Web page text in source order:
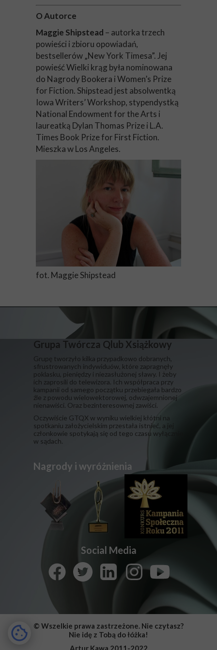
O Autorce
Maggie Shipstead – autorka trzech
powieści i zbioru opowiadań,
bestsellerów „New York Timesa”. Jej
powieść Wielki krąg była nominowana
do Nagrody Bookera i Women’s Prize
for Fiction. Shipstead jest absolwentką
Iowa Writers’ Workshop, stypendystką
National Endowment for the Arts i
laureatką Dylan Thomas Prize i L.A.
Times Book Prize for First Fiction.
Mieszka w Los Angeles.
fot. Maggie Shipstead
Grupa Twórcza Qlub Xsiążkowy
Grupę tworzyło kilka przypadkowo dobranych,
sfrustrowanych indywiduów, które zapragnęły
poklasku, pieniędzy i niezasłużonej sławy. I żeby
ich zaprosili do telewizora. Ich współpraca przy
kampanii od samego początku przebiegała bardzo
źle z powodu wielowektorowej, odwzajemnionej
nienawiści. Oraz bezinteresownej zawiści.
​Oczywiście GTQX w wyniku wielkiej kłótni na
spotkaniu założycielskim przestała istnieć, a jej
członkowie spotykają się od tego czasu wyłącznie
w sądach.
Social Media
Nagrody i wyróżnienia
© Wszelkie prawa zastrzeżone. Nie czytasz?
Nie idę z Tobą do łóżka!
Artur Kawa 2011-2022